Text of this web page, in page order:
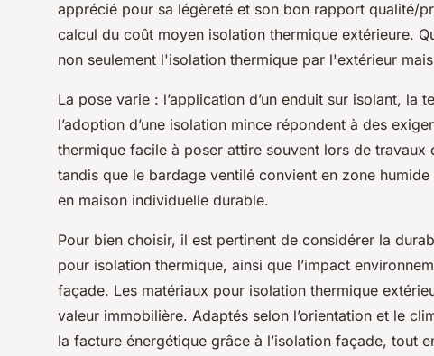
apprécié pour sa légèreté et son bon rapport qualité/
calcul du coût moyen isolation thermique extérieure.
non seulement l'isolation thermique par l'extérieur
La pose varie : l’application d’un enduit sur isolant, la
l’adoption d’une isolation mince répondent à des
thermique facile à poser attire souvent lors de travaux
tandis que le bardage ventilé convient en zone
en maison individuelle durable.
Pour bien choisir, il est pertinent de considérer la
pour isolation thermique, ainsi que l’impact
façade. Les matériaux pour isolation thermique
valeur immobilière. Adaptés selon l’orientation et le
la facture énergétique grâce à l’isolation façade, tout